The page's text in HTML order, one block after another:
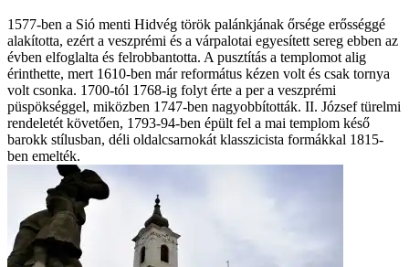
1577-ben a Sió menti Hidvég török palánkjának őrsége erősséggé
alakította, ezért a veszprémi és a várpalotai egyesített sereg ebben az
évben elfoglalta és felrobbantotta. A pusztítás a templomot alig
érinthette, mert 1610-ben már református kézen volt és csak tornya
volt csonka. 1700-tól 1768-ig folyt érte a per a veszprémi
püspökséggel, miközben 1747-ben nagyobbították. II. József türelmi
rendeletét követően, 1793-94-ben épült fel a mai templom késő
barokk stílusban, déli oldalcsarnokát klasszicista formákkal 1815-
ben emelték.